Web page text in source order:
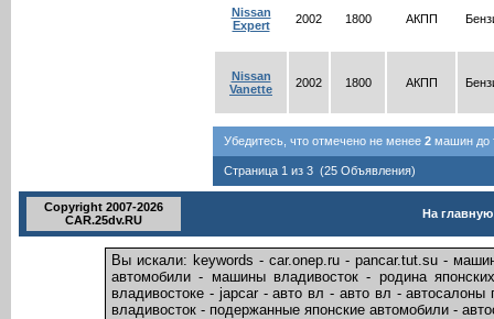
Nissan
Expert
2002 1800 АКПП
Nissan
Vanette
2002 1800 АКПП
Убедитесь, что отмечено не менее 2 машин до
Страница 1 из 3 (25 Объявления)
Copyright 2007-2026
CAR.25dv.RU
На главную
Вы искали: keywords - car.onep.ru - pancar.tut.su -
автомобили - машины владивосток - родина
владивостоке - japcar - авто вл - авто вл -
владивосток - подержанные японские автомобили -